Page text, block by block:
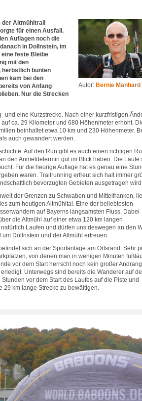
Autor: Bernie Manhard
der Altmühltrail
für einen Ausfall.
Auflagen noch die
in Dollnstein, im
feste Bleibe
mit den
herbstlich bunten
kam bei den
von Anfang
Nur die Strecken
und eine Kurzstrecke. Nach einer kurzfristigen
ca. 29 Kilometer und 680 Höhenmeter erhöht.
beinhaltet etwa 10 km und 230 Höhenmeter.
auch gewandert werden.
Auf den Run gibt es auch einen richtigen
den Anmeldetermin gut im Blick haben. Die Läufe
Für die heurige Auflage hat es genau eine
waren. Trailrunning erfreut sich halt immer
bevorzugten Gebieten ausgetragen
der Grenzen zu Schwaben und Mittelfranken,
zum heutigen Altmühltal. Eine der beliebtesten
auf Bayerns langsamsten Fluss. Dabei
die Altmühl auf einer etwa 120 km langen
Laufen und dürfen uns deswegen an den
Dollnstein und der Altmühl erfreuen.
sich an der Sportanlage am Ortsrand. Sehr
von denen man in wenigen Minuten
vor dem Start herrscht noch kein großer
Unterwegs sind bereits die Wanderer auf
vor dem Start des Laufes auf die Piste und
29 km lange Strecke zu bewältigen.